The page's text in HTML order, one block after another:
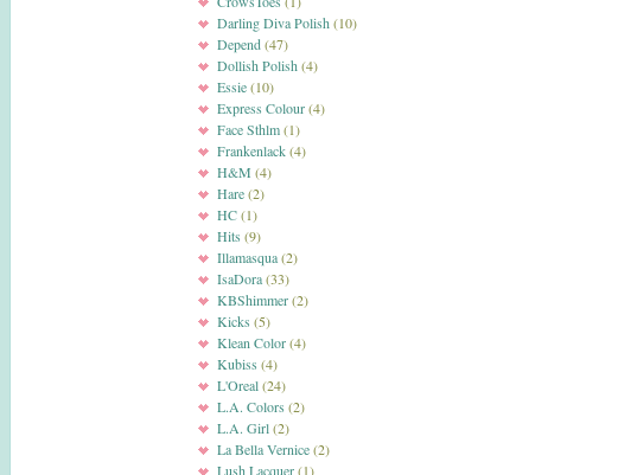
Darling Diva Polish (10)
Depend(47)
Dollish Polish (4)
Essie(10)
Express Colour(4)
Face Sthlm(1)
Frankenlack(4)
H&M (4)
Hare(2)
HC(1)
Hits (9)
Illamasqua(2)
IsaDora(33)
KBShimmer(2)
Kicks (5)
Klean Color(4)
Kubiss (4)
L'Oreal(24)
L.A. Colors (2)
L.A. Girl(2)
La Bella Vernice(2)
Lush Lacquer(1)